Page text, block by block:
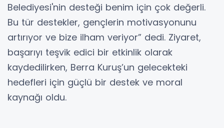
Belediyesi'nin desteği benim için çok değerli.
Bu tür destekler, gençlerin motivasyonunu
artırıyor ve bize ilham veriyor” dedi. Ziyaret,
başarıyı teşvik edici bir etkinlik olarak
kaydedilirken, Berra Kuruş’un gelecekteki
hedefleri için güçlü bir destek ve moral
kaynağı oldu.